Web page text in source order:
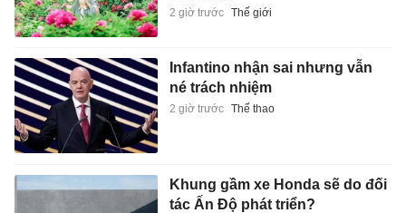
2 giờ trước Thế giới
Infantino nhận sai nhưng vẫn
né trách nhiệm
2 giờ trước Thể thao
Khung gầm xe Honda sẽ do đối
tác Ấn Độ phát triển?